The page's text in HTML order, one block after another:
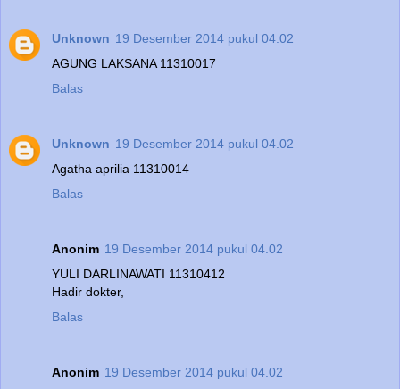
Unknown 19 Desember 2014 pukul 04.02
AGUNG LAKSANA 11310017
Balas
Unknown 19 Desember 2014 pukul 04.02
Agatha aprilia 11310014
Balas
Anonim 19 Desember 2014 pukul 04.02
YULI DARLINAWATI 11310412
Hadir dokter,
Balas
Anonim 19 Desember 2014 pukul 04.02